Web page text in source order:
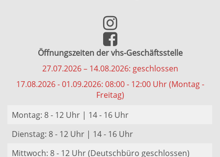
Öffnungszeiten der vhs-Geschäftsstelle
27.07.2026 – 14.08.2026: geschlossen
17.08.2026 - 01.09.2026: 08:00 - 12:00 Uhr (Montag -
Freitag)
Montag: 8 - 12 Uhr | 14 - 16 Uhr
Dienstag: 8 - 12 Uhr | 14 - 16 Uhr
Mittwoch: 8 - 12 Uhr (Deutschbüro geschlossen)